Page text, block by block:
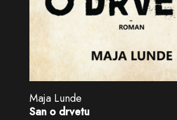
Maja Lunde
San o drvetu